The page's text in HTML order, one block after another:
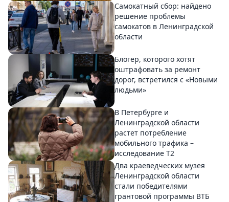
Самокатный сбор: найдено
решение проблемы
самокатов в Ленинградской
области
Блогер, которого хотят
оштрафовать за ремонт
дорог, встретился с «Новыми
людьми»
В Петербурге и
Ленинградской области
растет потребление
мобильного трафика –
исследование T2
Два краеведческих музея
Ленинградской области
стали победителями
грантовой программы ВТБ